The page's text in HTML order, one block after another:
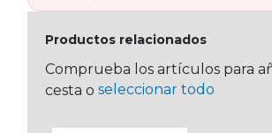
Productos relacionados
Comprueba los artículos para
cesta o seleccionar todo